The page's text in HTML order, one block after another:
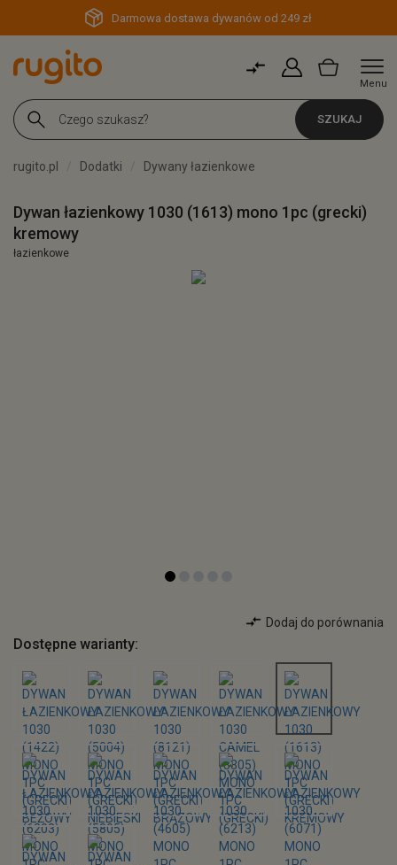
Darmowa dostawa dywanów od 249 zł
Menu
SZUKAJ
rugito.pl Dodatki Dywany łazienkowe
Dywan łazienkowy 1030 (1613) mono 1pc (grecki)
kremowy
łazienkowe
Dodaj do porównania
Dostępne warianty: